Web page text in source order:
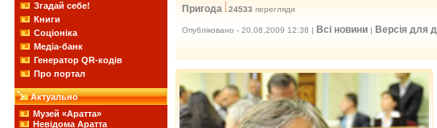
Згадай себе!
Книги
Соціоніка
Медіа-банк
Генератор QR-кодів
Про портал
Актуально
Музей «Аратта»
Невідома Аратта
Пригода 24533 перегляди
Опубліковано - 20.08.2009 12:38 | Всі новини | Версія для